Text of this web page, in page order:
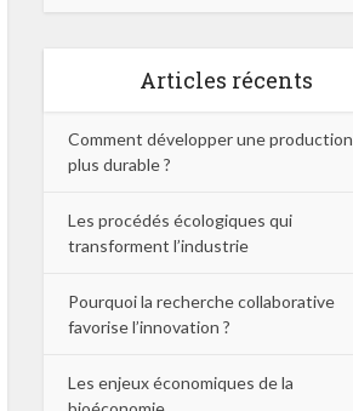
Articles récents
Comment développer une production
plus durable ?
Les procédés écologiques qui
transforment l’industrie
Pourquoi la recherche collaborative
favorise l’innovation ?
Les enjeux économiques de la